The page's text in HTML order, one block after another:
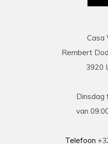
Casa
Rembert
3920
Dinsdag
van
Telefoon